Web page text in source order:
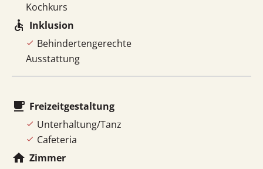
Kochkurs
accessible Inklusion
Behindertengerechte
Ausstattung
local_cafe Freizeitgestaltung
Unterhaltung/Tanz
Cafeteria
home Zimmer